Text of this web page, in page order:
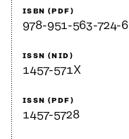
ISBN (PDF)
978-951-563-724-6
ISSN (NID)
1457-571X
ISSN (PDF)
1457-5728